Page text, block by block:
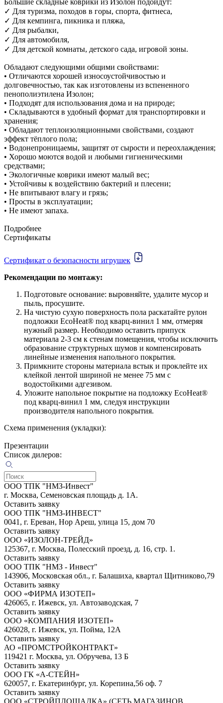
✓ Для туризма, походов в горы, спорта, фитнеса,
✓ Для кемпинга, пикника и пляжа,
✓ Для рыбалки,
✓ Для автомобиля,
✓ Для детской комнаты, детского сада, игровой зоны.
Обладают следующими общими свойствами:
• Отличаются хорошей износоустойчивостью и
долговечностью, так как изготовлены из вспененного
пенополиэтилена Изолон;
• Подходят для использования дома и на природе;
• Складываются в удобный формат для транспортировки и
хранения;
• Обладают теплоизоляционными свойствами, создают
эффект тёплого пола;
• Водонепроницаемы, защитят от сырости и переохлаждения;
• Хорошо моются водой и любыми гигиеническими
средствами;
• Экологичные коврики имеют малый вес;
• Устойчивы к воздействию бактерий и плесени;
• Не впитывают влагу и грязь;
• Просты в эксплуатации;
• Не имеют запаха.
Подробнее
Сертификаты
Сертификат о безопасности игрушек
Рекомендации по монтажу:
Подготовьте основание: выровняйте, удалите мусор и
пыль, просушите.
На чистую сухую поверхность пола раскатайте рулон
подложки EcoHeat® под кварц-винил 1 мм, отмеряя
нужный размер. Необходимо оставить припуск
материала 2-3 см к стенам помещения, чтобы исключить
образование структурных шумов и компенсировать
линейные изменения напольного покрытия.
Примкните стороны материала встык и проклейте их
клейкой лентой шириной не менее 75 мм с
водостойкими адгезивом.
Уложите напольное покрытие на подложку EcoHeat®
под кварц-винил 1 мм, следуя инструкции
производителя напольного покрытия.
Схема применения (укладки):
Презентации
Список дилеров:
ООО ТПК "НМЗ-Инвест"
г. Москва, Семеновская площадь д. 1А.
Оставить заявку
ООО ТПК "НМЗ-ИНВЕСТ"
0041, г. Ереван, Нор Ареш, улица 15, дом 70
Оставить заявку
OOO «ИЗОЛОН-ТРЕЙД»
125367, г. Москва, Полесский проезд, д. 16, стр. 1.
Оставить заявку
ООО ТПК "НМЗ - Инвест"
143906, Московская обл., г. Балашиха, квартал Щитниково,79
Оставить заявку
ООО «ФИРМА ИЗОТЕП»
426065, г. Ижевск, ул. Автозаводская, 7
Оставить заявку
ООО «КОМПАНИЯ ИЗОТЕП»
426028, г. Ижевск, ул. Пойма, 12А
Оставить заявку
АО «ПРОМСТРОЙКОНТРАКТ»
119421 г. Москва, ул. Обручева, 13 Б
Оставить заявку
ООО ГК «А-СТЕЙН»
620057, г. Екатеринбург, ул. Корепина,56 оф. 7
Оставить заявку
ООО «СТРОЙПЛОЩАДКА» (СЕТЬ МАГАЗИНОВ